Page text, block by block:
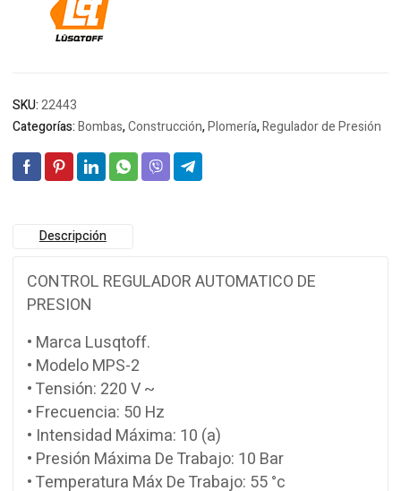
SKU:22443
Categorías:Bombas,Construcción,Plomería,Regulador de Presión
Descripción
CONTROL REGULADOR AUTOMATICO DE
PRESION
• Marca Lusqtoff.
• Modelo MPS-2
• Tensión: 220 V ~
• Frecuencia: 50 Hz
• Intensidad Máxima: 10 (a)
• Presión Máxima De Trabajo: 10 Bar
• Temperatura Máx De Trabajo: 55 °c